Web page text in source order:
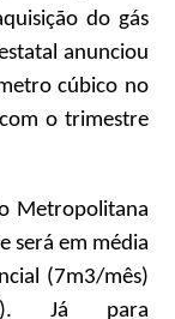
do gás
anunciou
cúbico no
o trimestre
Metropolitana
será em média
(7m3/mês)
Já para